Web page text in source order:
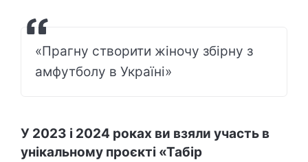
«Прагну створити жіночу збірну з
амфутболу в Україні»
У 2023 і 2024 роках ви взяли участь в
унікальному проєкті «Табір